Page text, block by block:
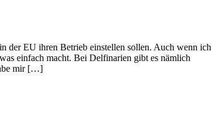
EU ihren Betrieb einstellen sollen. Auch wenn ich
einfach macht. Bei Delfinarien gibt es nämlich
mir […]